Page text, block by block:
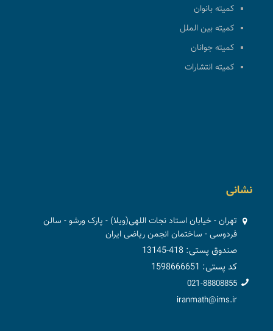
کمیته بانوان
کمیته بین الملل
کمیته جوانان
کمیته انتشارات
نشانی
تهران - خیابان استاد نجات اللهی(ویلا) - پارک ورشو - سالن
فردوسی - ساختمان انجمن ریاضی ایران
صندوق پستی: 418-13145
کد پستی: 1598666651
021-88808855
iranmath@ims.ir